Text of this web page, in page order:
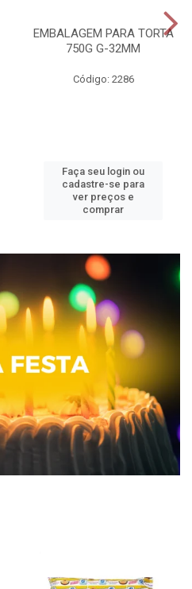
EMBALAGEM PARA TORTA
750G G-32MM
Código: 2286
Faça seu login ou
cadastre-se para
ver preços e
comprar